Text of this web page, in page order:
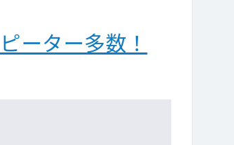
ーター多数！